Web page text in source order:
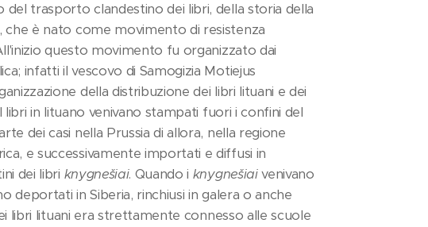
trasporto clandestino dei libri, della storia della
che è nato come movimento di resistenza
questo movimento fu organizzato dai
infatti il vescovo di Samogizia Motiejus
della distribuzione dei libri lituani e dei
I libri in lituano venivano stampati fuori i confini del
dei casi nella Prussia di allora, nella regione
e successivamente importati e diffusi in
dei libri knygnešiai. Quando i knygnešiaivenivano
deportati in Siberia, rinchiusi in galera o anche
libri lituani era strettamente connesso alle scuole